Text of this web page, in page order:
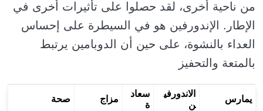
من ناحية أخرى، لقد حصلوا على تأثيرات أخرى في
الإطار. الإندورفين هو في السيطرة على إحساس
العداء بالنشوة، على حين أن الدوبامين يرتبط
بالمتعة والتحفيز
يمارس
الاندورفي
ن
سعاد
ة
مزاج صحة